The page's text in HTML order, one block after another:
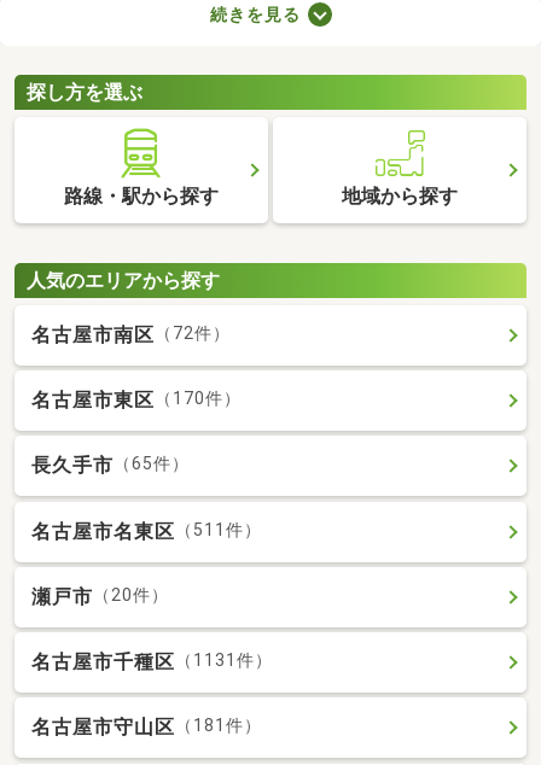
の音で演奏すればトラブルになりにくいでしょう。物件によって
くことがおすすめです。
続きを見る
探し方を選ぶ
路線・駅から探す 地域から探す
人気のエリアから探す
名古屋市南区 （72件）
名古屋市東区 （170件）
長久手市 （65件）
名古屋市名東区 （511件）
瀬戸市 （20件）
名古屋市千種区 （1131件）
名古屋市守山区 （181件）